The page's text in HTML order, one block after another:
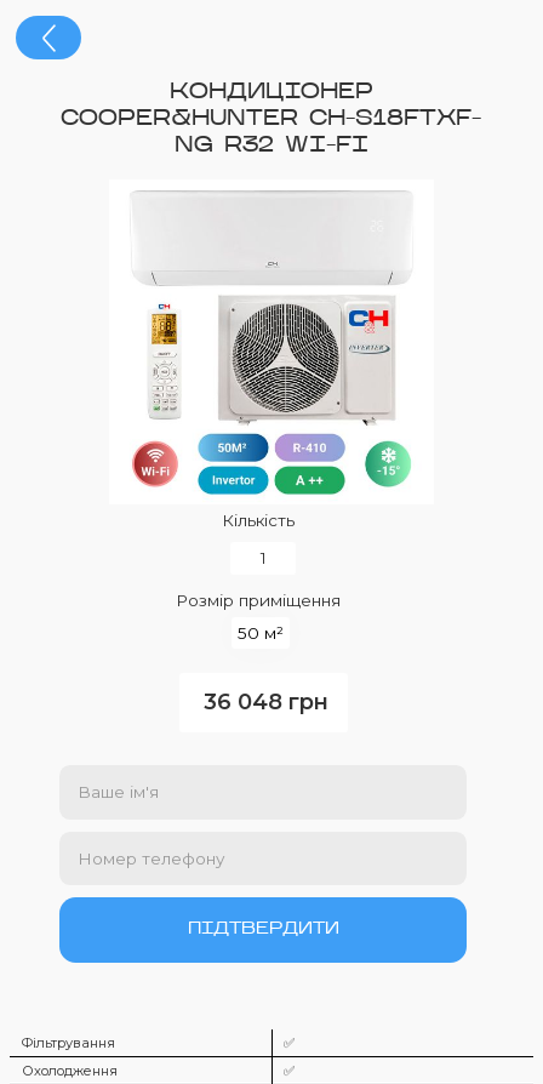
КОНДИЦІОНЕР
COOPER&HUNTER CH-S18FTXF-
NG R32 WI-FI
Кількість
Розмір приміщення
50 м²
36 048 грн
Фільтрування
✅
Охолодження
✅